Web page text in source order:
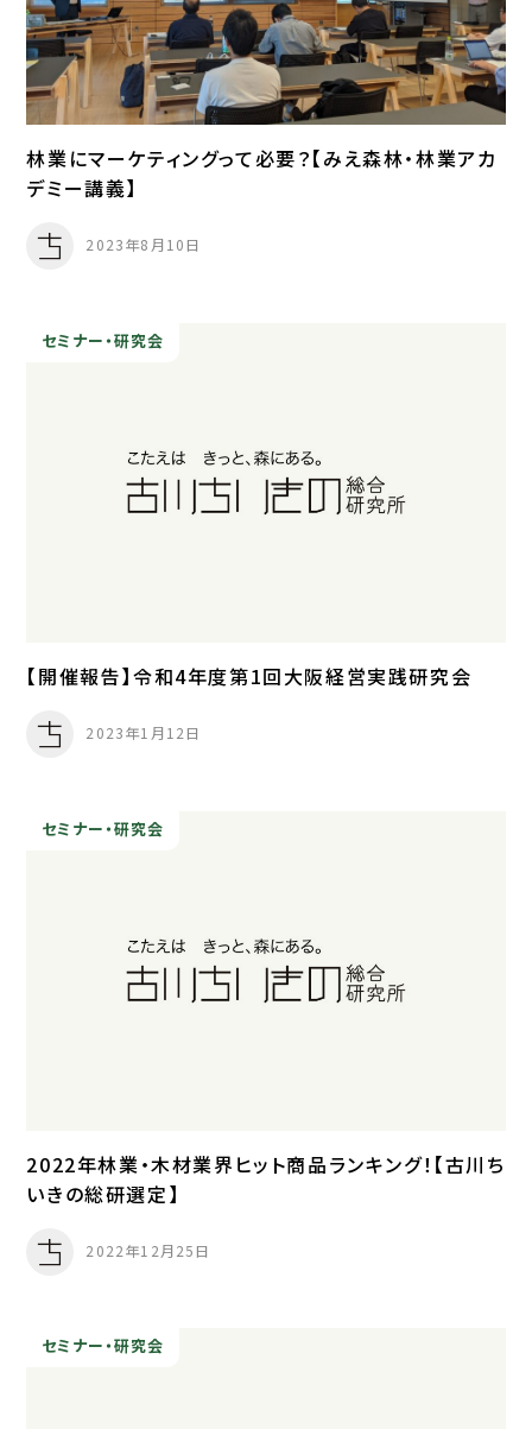
林業にマーケティングって必要？【みえ森林・林業アカ
デミー講義】
2023年8月10日
セミナー・研究会
【開催報告】令和4年度第1回大阪経営実践研究会
2023年1月12日
セミナー・研究会
2022年林業・木材業界ヒット商品ランキング！【古川ち
いきの総研選定】
2022年12月25日
セミナー・研究会